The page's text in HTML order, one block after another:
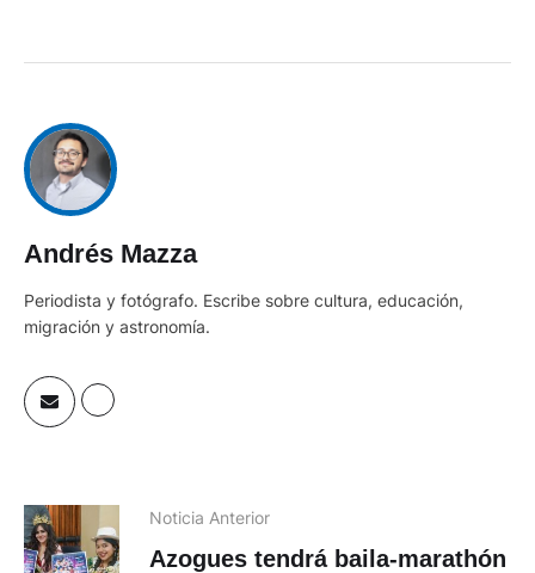
Andrés Mazza
Periodista y fotógrafo. Escribe sobre cultura, educación,
migración y astronomía.
Noticia Anterior
Azogues tendrá baila-marathón